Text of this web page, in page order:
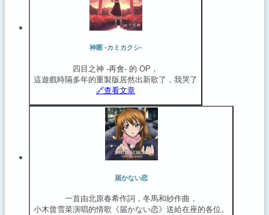
神匿 -カミカクシ-
四目之神 -再會- 的 OP，
這遊戲時隔多年的重製版居然出新歌了，我哭了
🔗️查看文章
届かない恋
一首由北原春希作詞，冬馬和紗作曲，
小木曾雪菜演唱的情歌《届かない恋》送給在座的各位。